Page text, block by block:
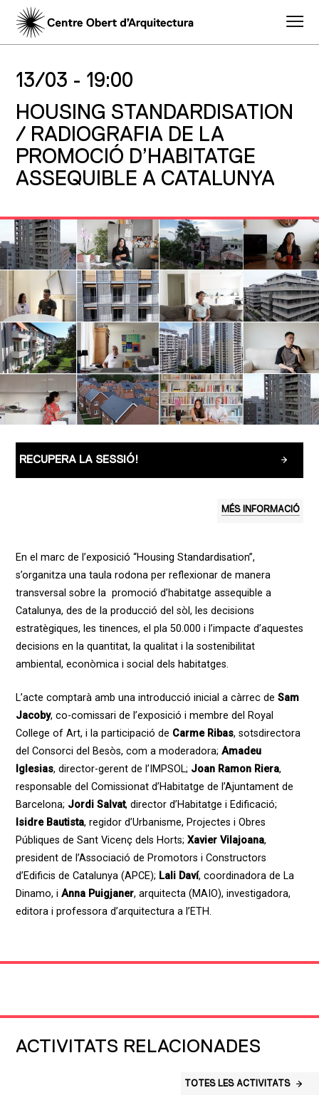
13/03 - 19:00
HOUSING STANDARDISATION
/ RADIOGRAFIA DE LA
PROMOCIÓ D’HABITATGE
ASSEQUIBLE A CATALUNYA
RECUPERA LA SESSIÓ!
MÉS INFORMACIÓ
En el marc de l’exposició “Housing Standardisation”,
s’organitza una taula rodona per reflexionar de manera
transversal sobre la promoció d’habitatge assequible a
Catalunya, des de la producció del sòl, les decisions
estratègiques, les tinences, el pla 50.000 i l’impacte d’aquestes
decisions en la quantitat, la qualitat i la sostenibilitat
ambiental, econòmica i social dels habitatges.
L’acte comptarà amb una introducció inicial a càrrec de Sam
Jacoby, co-comissari de l’exposició i membre del Royal
College of Art, i la participació de Carme Ribas, sotsdirectora
del Consorci del Besòs, com a moderadora; Amadeu
Iglesias, director-gerent de l’IMPSOL; Joan Ramon Riera,
responsable del Comissionat d’Habitatge de l’Ajuntament de
Barcelona; Jordi Salvat, director d’Habitatge i Edificació;
Isidre Bautista, regidor d’Urbanisme, Projectes i Obres
Públiques de Sant Vicenç dels Horts; Xavier Vilajoana,
president de l’Associació de Promotors i Constructors
d’Edificis de Catalunya (APCE); Lali Daví, coordinadora de La
Dinamo, i Anna Puigjaner, arquitecta (MAIO), investigadora,
editora i professora d’arquitectura a l’ETH.
ACTIVITATS RELACIONADES
TOTES LES ACTIVITATS